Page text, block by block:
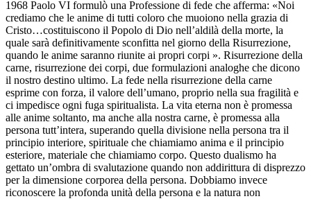
1968 Paolo VI formulò una Professione di fede che afferma: «Noi
crediamo che le anime di tutti coloro che muoiono nella grazia di
Cristo…costituiscono il Popolo di Dio nell’aldilà della morte, la
quale sarà definitivamente sconfitta nel giorno della Risurrezione,
quando le anime saranno riunite ai propri corpi ». Risurrezione della
carne, risurrezione dei corpi, due formulazioni analoghe che dicono
il nostro destino ultimo. La fede nella risurrezione della carne
esprime con forza, il valore dell’umano, proprio nella sua fragilità e
ci impedisce ogni fuga spiritualista. La vita eterna non è promessa
alle anime soltanto, ma anche alla nostra carne, è promessa alla
persona tutt’intera, superando quella divisione nella persona tra il
principio interiore, spirituale che chiamiamo anima e il principio
esteriore, materiale che chiamiamo corpo. Questo dualismo ha
gettato un’ombra di svalutazione quando non addirittura di disprezzo
per la dimensione corporea della persona. Dobbiamo invece
riconoscere la profonda unità della persona e la natura non